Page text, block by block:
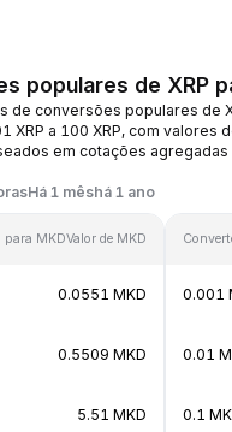
populares de XRP
de conversões populares de
XRP a 100 XRP, com valores
em cotações
Há 1 mêshá 1 ano
para MKDValor de MKD
0.0551 MKD
0.5509 MKD
5.51 MKD
0.001
0.01
0.1